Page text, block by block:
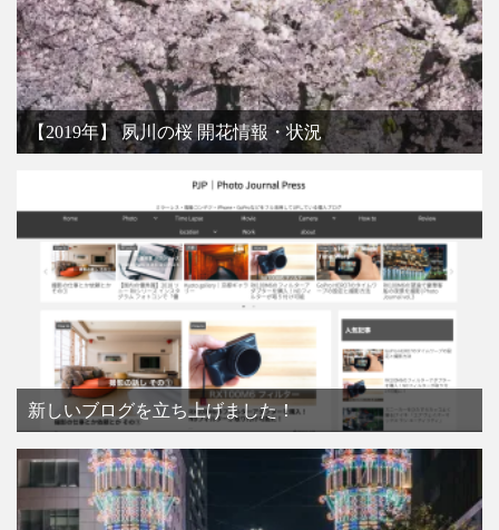
【2019年】 夙川の桜 開花情報・状況
新しいブログを立ち上げました！